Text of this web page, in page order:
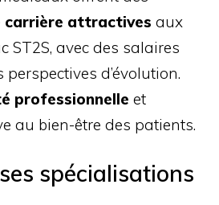
carrière attractives aux
ST2S, avec des salaires
d’évolution.
professionnelle et
au bien-être des patients.
spécialisations